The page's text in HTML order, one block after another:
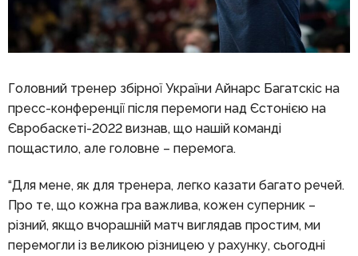
Головний тренер збірної України Айнарс Багатскіс на
пресс-конференції після перемоги над Єстонією на
Євробаскеті-2022 визнав, що нашій команді
пощастило, але головне – перемога.
“Для мене, як для тренера, легко казати багато речей.
Про те, що кожна гра важлива, кожен суперник –
різний, якщо вчорашній матч виглядав простим, ми
перемогли із великою різницею у рахунку, сьогодні